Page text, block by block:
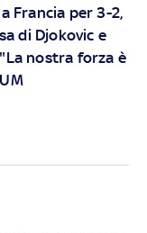
Francia per 3-2,
di Djokovic e
nostra forza è